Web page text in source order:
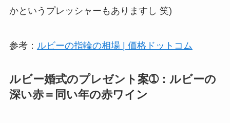
かというプレッシャーもありますし 笑)
参考： ルビーの指輪の相場 | 価格ドットコム
ルビー婚式のプレゼント案➀：ルビーの
深い赤＝同い年の赤ワイン